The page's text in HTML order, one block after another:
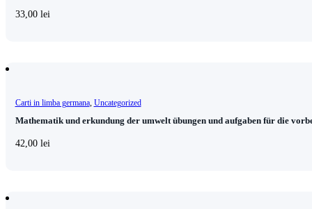
33,00 lei
Carti in limba germana, Uncategorized
Mathematik und erkundung der umwelt übungen und aufgaben für die
42,00 lei